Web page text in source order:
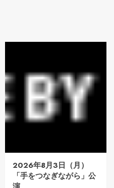
2026年8月3日（月）
「手をつなぎながら」公